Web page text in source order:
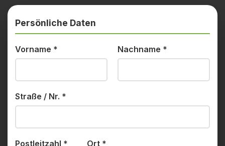
Persönliche Daten
Vorname * Nachname *
Straße / Nr. *
Postleitzahl * Ort *